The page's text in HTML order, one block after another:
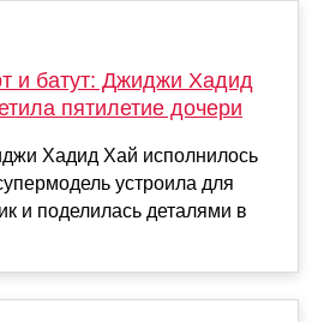
и батут: Джиджи Хадид
пятилетие дочери
Хадид Хай исполнилось
устроила для
и поделилась деталями в